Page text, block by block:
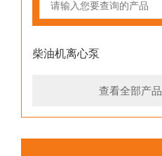
柴油机离心泵
查看全部产品